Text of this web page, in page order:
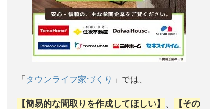
「 タウンライフ家づくり 」では、
【簡易的な間取りを作成してほしい】 、
【その